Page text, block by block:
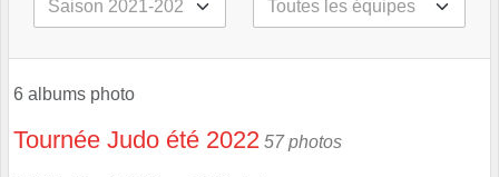
6 albums photo
Tournée Judo été 2022 57 photos